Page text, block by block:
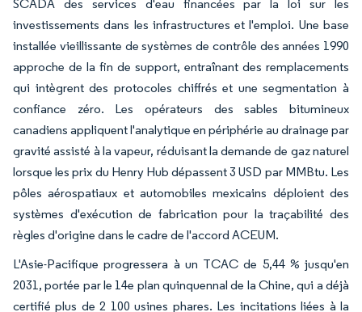
SCADA des services d'eau financées par la loi sur les
investissements dans les infrastructures et l'emploi. Une base
installée vieillissante de systèmes de contrôle des années 1990
approche de la fin de support, entraînant des remplacements
qui intègrent des protocoles chiffrés et une segmentation à
confiance zéro. Les opérateurs des sables bitumineux
canadiens appliquent l'analytique en périphérie au drainage par
gravité assisté à la vapeur, réduisant la demande de gaz naturel
lorsque les prix du Henry Hub dépassent 3 USD par MMBtu. Les
pôles aérospatiaux et automobiles mexicains déploient des
systèmes d'exécution de fabrication pour la traçabilité des
règles d'origine dans le cadre de l'accord ACEUM.
L'Asie-Pacifique progressera à un TCAC de 5,44 % jusqu'en
2031, portée par le 14e plan quinquennal de la Chine, qui a déjà
certifié plus de 2 100 usines phares. Les incitations liées à la